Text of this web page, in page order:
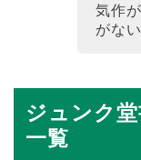
気作
がな
ジュンク
一覧